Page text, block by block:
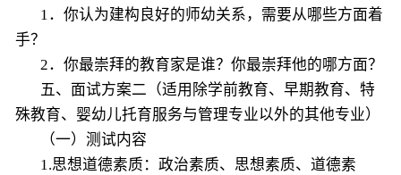
1．你认为建构良好的师幼关系，需要从哪些方面着
手？
2．你最崇拜的教育家是谁？你最崇拜他的哪方面？
五、面试方案二（适用除学前教育、早期教育、特
殊教育、婴幼儿托育服务与管理专业以外的其他专业）
（一）测试内容
1.思想道德素质：政治素质、思想素质、道德素